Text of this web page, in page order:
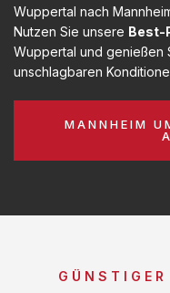
Wuppertal nach
Nutzen Sie unsere Best-
Wuppertal und genießen
unschlagbaren
MANNHEIM